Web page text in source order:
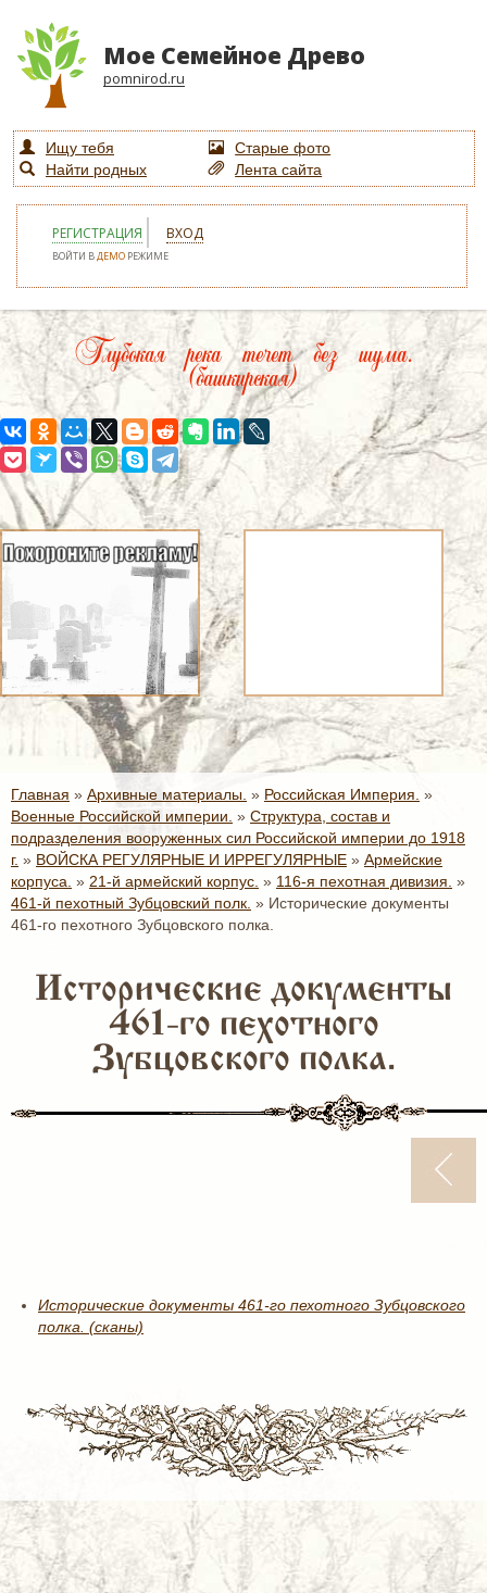
Мое Семейное Древо
pomnirod.ru
Ищу тебя
Старые фото
Найти родных
Лента сайта
РЕГИСТРАЦИЯ ВХОД
ВОЙТИ ВДЕМО РЕЖИМЕ
Глубокая река течет без шума.
(башкирская)
Главная » Архивные материалы. » Российская Империя. »
Военные Российской империи. » Структура, состав и
подразделения вооруженных сил Российской империи до 1918
г. » ВОЙСКА РЕГУЛЯРНЫЕ И ИРРЕГУЛЯРНЫЕ » Армейские
корпуса. » 21-й армейский корпус. » 116-я пехотная дивизия. »
461-й пехотный Зубцовский полк. » Исторические документы
461-го пехотного Зубцовского полка.
Исторические документы
461-го пехотного
Зубцовского полка.
Исторические документы 461-го пехотного Зубцовского
полка. (сканы)